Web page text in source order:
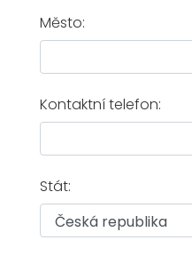
Město:
Kontaktní telefon:
Stát: